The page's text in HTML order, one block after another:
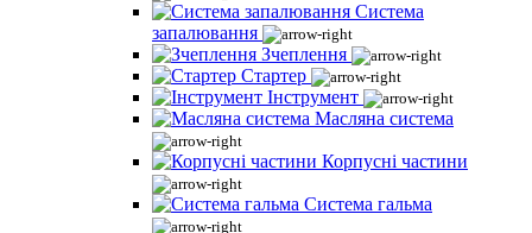
Система
запалювання
Зчеплення
Стартер
Інструмент
Масляна система
Корпусні частини
Система гальма